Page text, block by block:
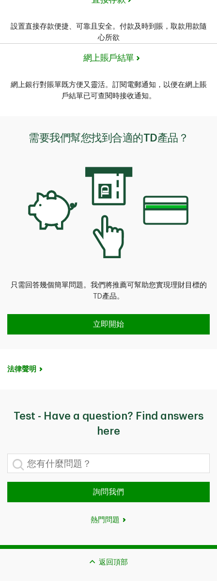
設置直接存款便捷、可靠且安全。付款及時到賬，取款用款隨
心所欲
網上賬戶結單
網上銀行對賬單既方便又靈活。訂閱電郵通知，以便在網上賬
戶結單已可查閱時接收通知。
需要我們幫您找到合適的TD產品？
只需回答幾個簡單問題。我們將推薦可幫助您實現理財目標的
TD產品。
需要我們幫您找到合適的TD產品？
立即開始
法律聲明
Test - Have a question? Find answers
here
您有什麼問題？
詢問我們
熱門問題
返回頂部